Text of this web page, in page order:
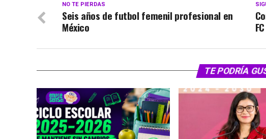
NO TE PIERDAS
Seis años de futbol femenil profesional en
México
TE PODRÍA